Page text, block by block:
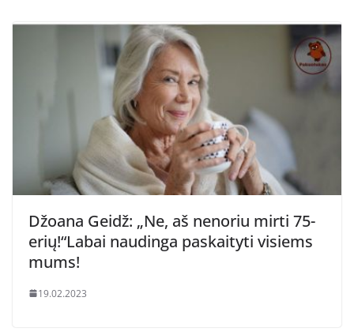
Džoana Geidž: „Ne, aš nenoriu mirti 75-
erių!“Labai naudinga paskaityti visiems
mums!
19.02.2023